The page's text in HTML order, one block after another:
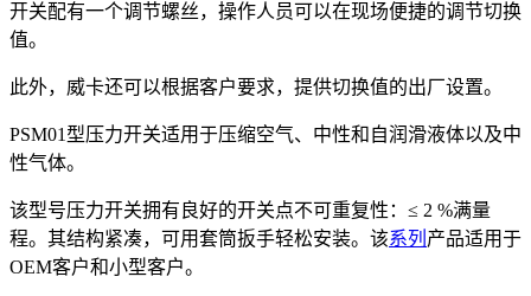
开关配有一个调节螺丝，操作人员可以在现场便捷的调节切换
值。
此外，威卡还可以根据客户要求，提供切换值的出厂设置。
PSM01型压力开关适用于压缩空气、中性和自润滑液体以及中
性气体。
该型号压力开关拥有良好的开关点不可重复性：≤ 2 %满量
程。其结构紧凑，可用套筒扳手轻松安装。该系列 产品适用于
OEM客户和小型客户。